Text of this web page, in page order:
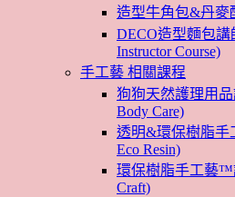
造型牛角包&丹麥
DECO造型麵包講
Instructor Course)
手工藝 相關課程
狗狗天然護理用
Body Care)
透明&環保樹脂手
Eco Resin)
環保樹脂手工藝™
Craft)